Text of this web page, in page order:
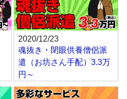
2020/12/23
魂抜き・閉眼供養僧侶派
遣（お坊さん手配）3.3万
円～